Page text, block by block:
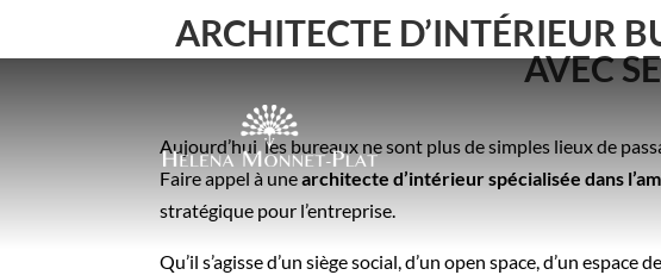
ARCHITECTE D’INTÉRIEUR
AVEC
Aujourd’hui, les bureaux ne sont plus de simples lieux de
Faire appel à unearchitecte d’intérieur spécialisée dans
stratégique pour l’entreprise.
Qu’il s’agisse d’un siège social, d’un open space, d’un